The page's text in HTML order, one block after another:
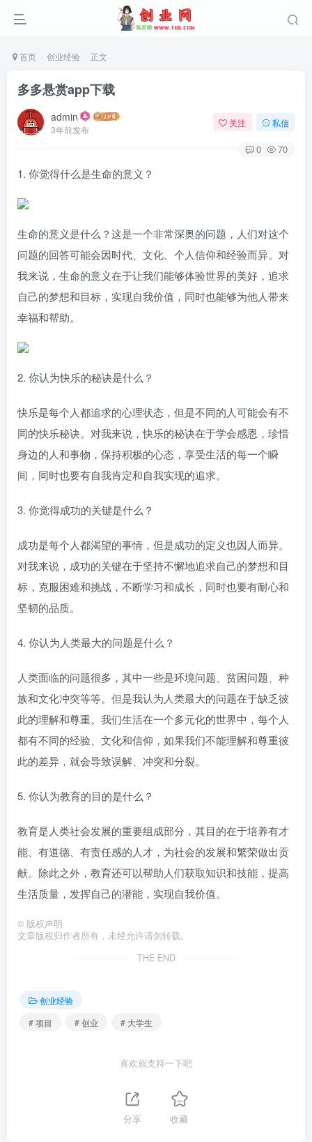
首页 创业经验 正文
多多悬赏app下载
admin
3年前发布
关注 私信
0 70
1. 你觉得什么是生命的意义？
生命的意义是什么？这是一个非常深奥的问题，人们对这个
问题的回答可能会因时代、文化、个人信仰和经验而异。对
我来说，生命的意义在于让我们能够体验世界的美好，追求
自己的梦想和目标，实现自我价值，同时也能够为他人带来
幸福和帮助。
2. 你认为快乐的秘诀是什么？
快乐是每个人都追求的心理状态，但是不同的人可能会有不
同的快乐秘诀。对我来说，快乐的秘诀在于学会感恩，珍惜
身边的人和事物，保持积极的心态，享受生活的每一个瞬
间，同时也要有自我肯定和自我实现的追求。
3. 你觉得成功的关键是什么？
成功是每个人都渴望的事情，但是成功的定义也因人而异。
对我来说，成功的关键在于坚持不懈地追求自己的梦想和目
标，克服困难和挑战，不断学习和成长，同时也要有耐心和
坚韧的品质。
4. 你认为人类最大的问题是什么？
人类面临的问题很多，其中一些是环境问题、贫困问题、种
族和文化冲突等等。但是我认为人类最大的问题在于缺乏彼
此的理解和尊重。我们生活在一个多元化的世界中，每个人
都有不同的经验、文化和信仰，如果我们不能理解和尊重彼
此的差异，就会导致误解、冲突和分裂。
5. 你认为教育的目的是什么？
教育是人类社会发展的重要组成部分，其目的在于培养有才
能、有道德、有责任感的人才，为社会的发展和繁荣做出贡
献。除此之外，教育还可以帮助人们获取知识和技能，提高
生活质量，发挥自己的潜能，实现自我价值。
© 版权声明
文章版权归作者所有，未经允许请勿转载。
THE END
创业经验
# 项目
# 创业 # 大学生
喜欢就支持一下吧
分享 收藏